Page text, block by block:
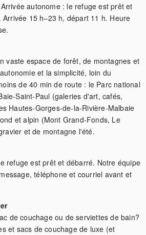
autonome : le refuge est prêt et
15 h–23 h, départ 11 h. Heure
vaste espace de forêt, de montagnes et
et la simplicité, loin du
de 40 min de route : le Parc national
Saint-Paul (galeries d'art, cafés,
Hautes-Gorges-de-la-Rivière-Malbaie
et alpin (Mont Grand-Fonds, Le
et de montagne l'été.
refuge est prêt et débarré. Notre équipe
téléphone et courriel avant et
de couchage ou de serviettes de bain?
et sacs de couchage de luxe (et